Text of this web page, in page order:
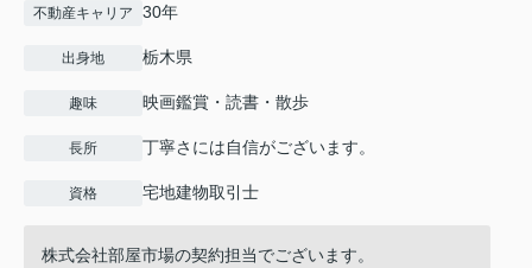
不動産キャリア 30年
出身地 栃木県
趣味 映画鑑賞・読書・散歩
長所 丁寧さには自信がございます。
資格 宅地建物取引士
株式会社部屋市場の契約担当でございます。